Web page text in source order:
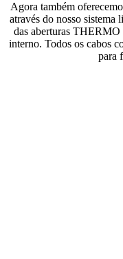
Agora também
através do nosso
das aberturas
interno. Todos os cabos
para